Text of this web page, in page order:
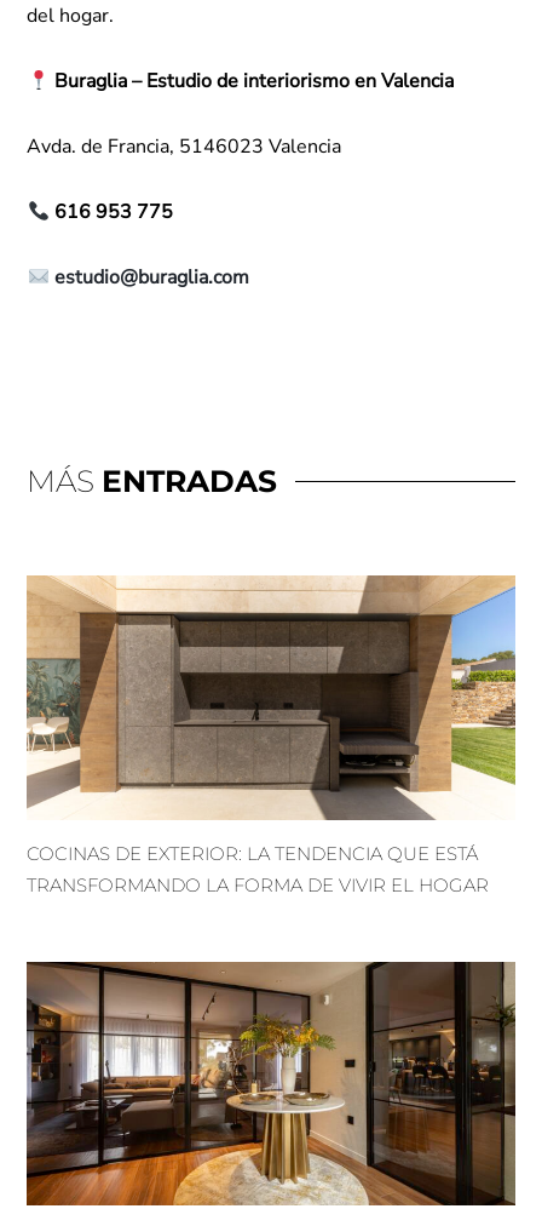
del hogar.
Buraglia – Estudio de interiorismo en Valencia
Avda. de Francia, 5146023 Valencia
616 953 775
estudio@buraglia.com
MÁS ENTRADAS
COCINAS DE EXTERIOR: LA TENDENCIA QUE ESTÁ
TRANSFORMANDO LA FORMA DE VIVIR EL HOGAR